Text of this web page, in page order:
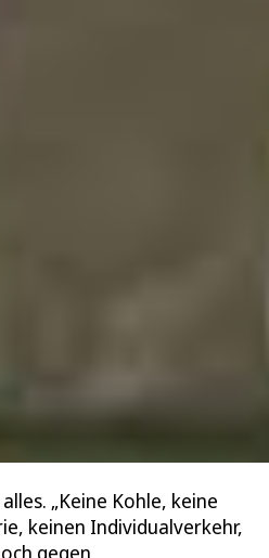
„Keine Kohle, keine
keinen Individualverkehr,
gegen